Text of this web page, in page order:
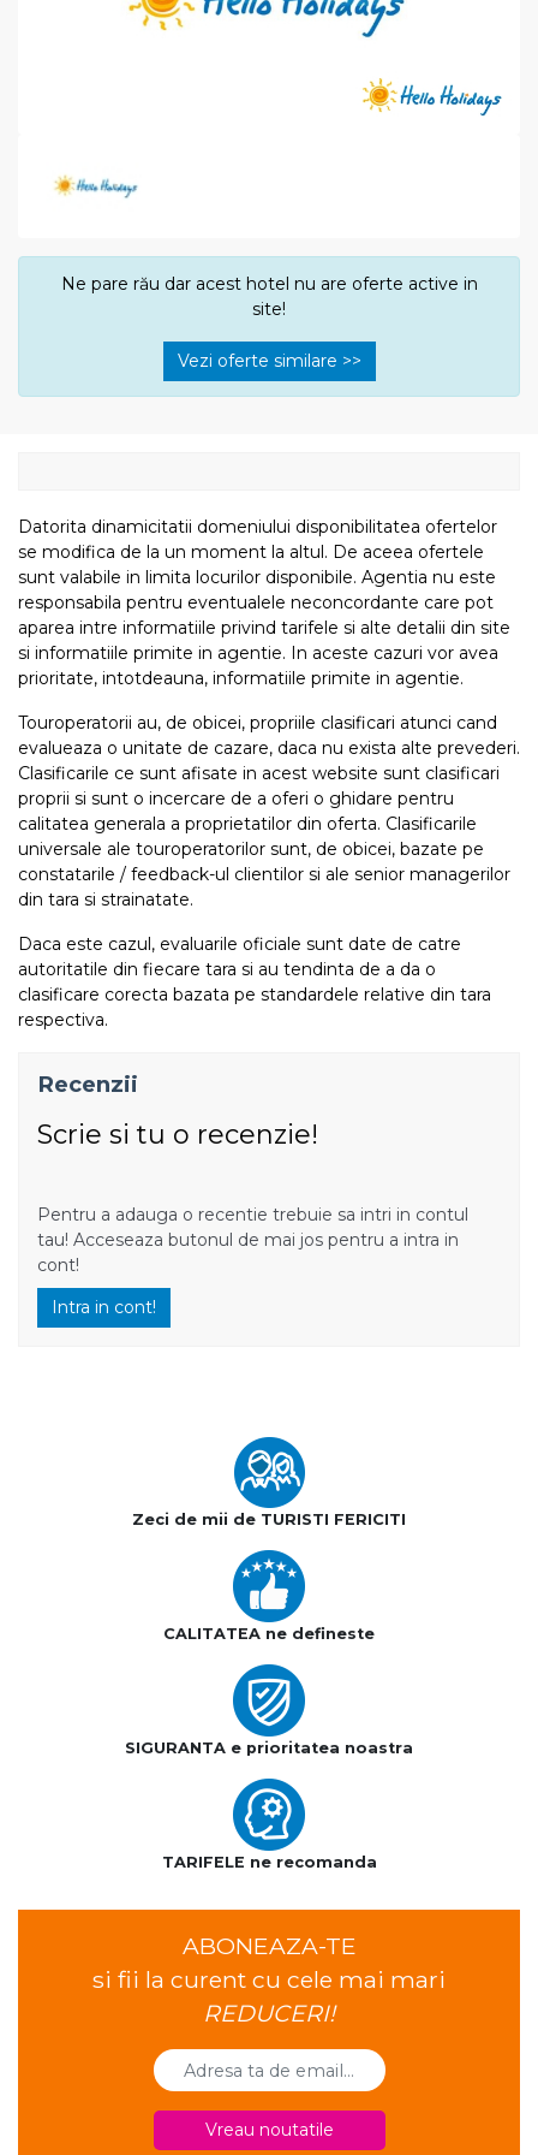
Ne pare rău dar acest hotel nu are oferte active in
site!
Vezi oferte similare >>
Datorita dinamicitatii domeniului disponibilitatea ofertelor
se modifica de la un moment la altul. De aceea ofertele
sunt valabile in limita locurilor disponibile. Agentia nu este
responsabila pentru eventualele neconcordante care pot
aparea intre informatiile privind tarifele si alte detalii din site
si informatiile primite in agentie. In aceste cazuri vor avea
prioritate, intotdeauna, informatiile primite in agentie.
Touroperatorii au, de obicei, propriile clasificari atunci cand
evalueaza o unitate de cazare, daca nu exista alte prevederi.
Clasificarile ce sunt afisate in acest website sunt clasificari
proprii si sunt o incercare de a oferi o ghidare pentru
calitatea generala a proprietatilor din oferta. Clasificarile
universale ale touroperatorilor sunt, de obicei, bazate pe
constatarile / feedback-ul clientilor si ale senior managerilor
din tara si strainatate.
Daca este cazul, evaluarile oficiale sunt date de catre
autoritatile din fiecare tara si au tendinta de a da o
clasificare corecta bazata pe standardele relative din tara
respectiva.
Recenzii
Scrie si tu o recenzie!
Pentru a adauga o recentie trebuie sa intri in contul
tau! Acceseaza butonul de mai jos pentru a intra in
cont!
Intra in cont!
Zeci de mii de TURISTI FERICITI
CALITATEA ne defineste
SIGURANTA e prioritatea noastra
TARIFELE ne recomanda
ABONEAZA-TE
si fii la curent cu cele mai mari
REDUCERI!
Vreau noutatile